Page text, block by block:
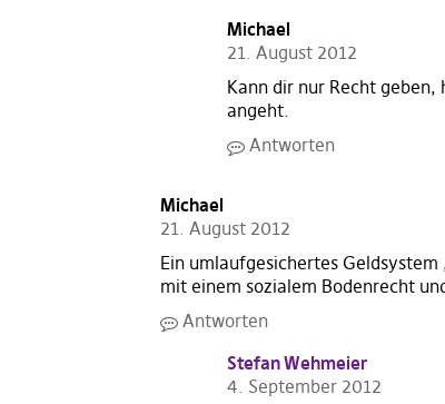
Michael
21. August 2012
Kann dir nur Recht geben,
angeht.
Antworten
Michael
21. August 2012
Ein umlaufgesichertes
mit einem sozialem Bodenrecht
Antworten
Stefan Wehmeier
4. September 2012